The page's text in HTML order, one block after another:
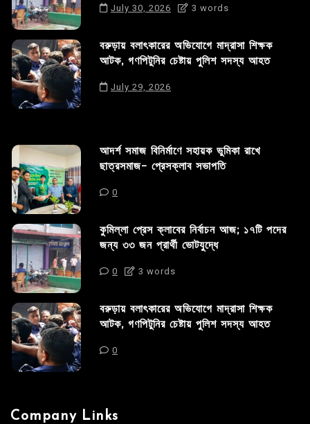
July 30, 2026 3 words
বরুড়ায় বলাৎকারের অভিযোগে মাদ্রাসা শিক্ষক
আটক, গণপিটুনির চেষ্টায় পুলিশ সদস্য আহত
July 29, 2026
আদর্শ সমাজ বিনির্মাণে সহায়ক ভুমিকা রাখে
ছাত্রসমাজ- প্রেসক্লাব সভাপতি
0
কুমিল্লা প্রেস ক্লাবের নির্বাচন আজ; ১৭টি পদের
জন্য ৩৩ জন প্রার্থী ভোটযুদ্ধে
0 3 words
বরুড়ায় বলাৎকারের অভিযোগে মাদ্রাসা শিক্ষক
আটক, গণপিটুনির চেষ্টায় পুলিশ সদস্য আহত
0
Company Links